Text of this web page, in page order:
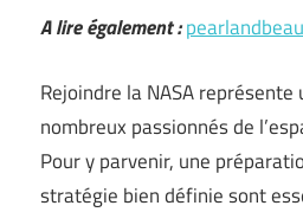
A lire également :
Rejoindre la NASA représente
nombreux passionnés de
Pour y parvenir, une
stratégie bien définie sont